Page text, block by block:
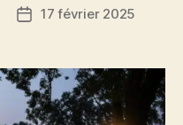
Date17 février 2025